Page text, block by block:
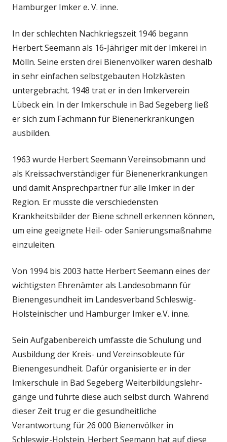
Hamburger Imker e. V. inne.
In der schlechten Nachkriegszeit 1946 begann
Herbert Seemann als 16-Jähriger mit der Imkerei in
Mölln. Seine ersten drei Bienenvölker waren deshalb
in sehr einfachen selbstgebauten Holzkästen
untergebracht. 1948 trat er in den Imkerverein
Lübeck ein. In der Imkerschule in Bad Segeberg ließ
er sich zum Fachmann für Bienenerkrankungen
ausbilden.
1963 wurde Herbert Seemann Vereinsobmann und
als Kreissachverständiger für Bienenerkrankungen
und damit Ansprechpartner für alle Imker in der
Region. Er musste die verschiedensten
Krankheitsbilder der Biene schnell erkennen können,
um eine geeignete Heil- oder Sanierungsmaßnahme
einzuleiten.
Von 1994 bis 2003 hatte Herbert Seemann eines der
wichtigsten Ehrenämter als Landesobmann für
Bienengesundheit im Landesverband Schleswig-
Holsteinischer und Hamburger Imker e.V. inne.
Sein Aufgabenbereich umfasste die Schulung und
Ausbildung der Kreis- und Vereinsobleute für
Bienengesundheit. Dafür organisierte er in der
Imkerschule in Bad Segeberg Weiterbildungslehr-
gänge und führte diese auch selbst durch. Während
dieser Zeit trug er die gesundheitliche
Verantwortung für 26 000 Bienenvölker in
Schleswig-Holstein. Herbert Seemann hat auf diese